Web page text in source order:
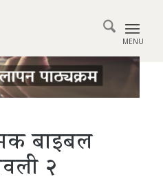
बाइबल
२